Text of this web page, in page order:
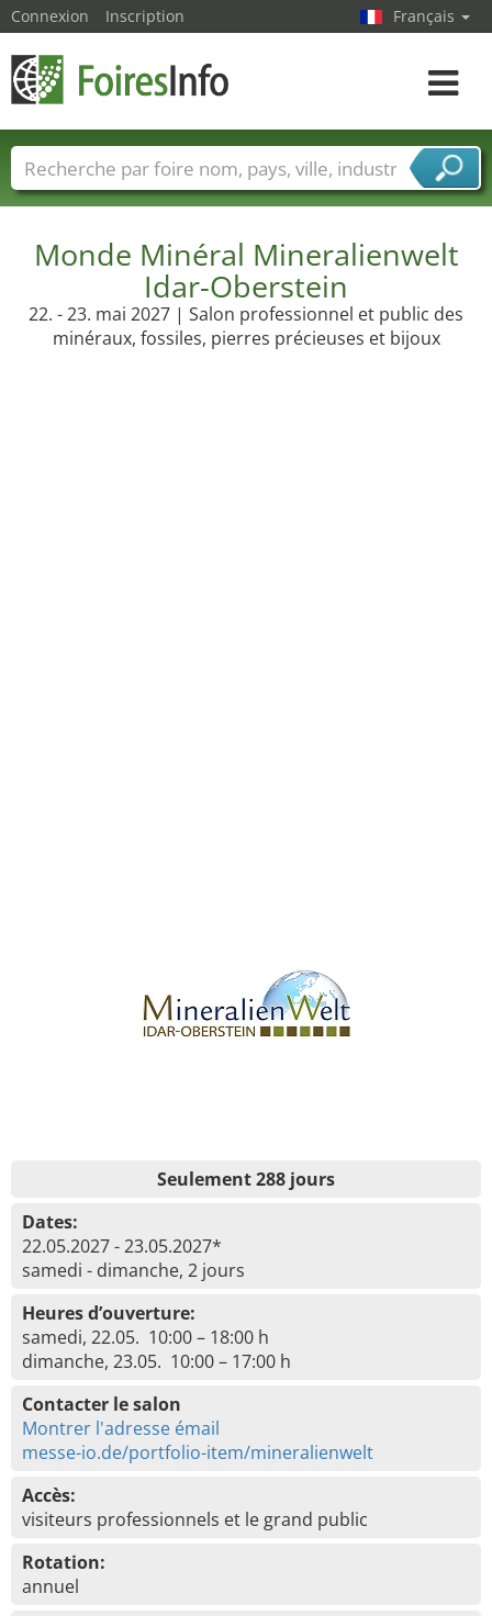
Monde Minéral Mineralienwelt
Idar-Oberstein
22. - 23. mai 2027 | Salon professionnel et public des
minéraux, fossiles, pierres précieuses et bijoux
Seulement 288 jours
Dates:
22.05.2027 - 23.05.2027*
samedi - dimanche, 2 jours
Heures d’ouverture:
samedi, 22.05. 10:00 – 18:00 h
dimanche, 23.05. 10:00 – 17:00 h
Contacter le salon
Montrer l'adresse émail
messe-io.de/portfolio-item/mineralienwelt
Accès:
visiteurs professionnels et le grand public
Rotation:
annuel
Connexion Inscription Français
Toggle
Foire noms Pays Villes
Secteurs de foire